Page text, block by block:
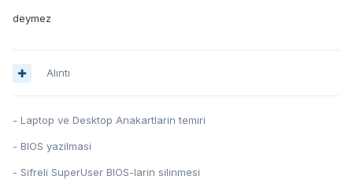
deymez
Alıntı
- Laptop ve Desktop Anakartlarin temiri
- BIOS yazilmasi
- Sifreli SuperUser BIOS-larin silinmesi